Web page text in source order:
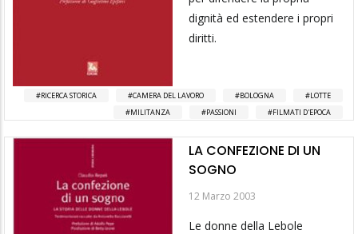
dignità ed estendere i propri
diritti.
RICERCA STORICA CAMERA DEL LAVORO BOLOGNA
LOTTE
MILITANZA
PASSIONI FILMATI D'EPOCA
LA CONFEZIONE DI UN
SOGNO
12 Marzo 2003
Le donne della Lebole